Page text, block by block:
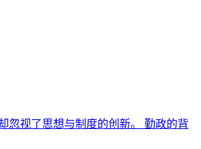
忽视了思想与制度的创新。 勤政的背